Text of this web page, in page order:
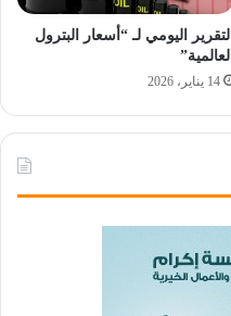
التقرير اليومي لـ “أسعار البترول
العالمية”
14 يناير، 2026